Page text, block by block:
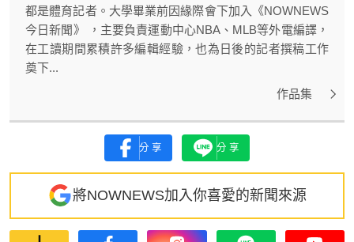
都是體育記者。大學畢業前因緣際會下加入《NOWNEWS
今日新聞》 ，主要負責運動中心NBA、MLB等外電編譯，
在工讀期間累積許多編輯經驗，也為日後的記者撰稿工作
奠下...
作品集
分享 分享
將NOWNEWS加入你喜愛的新聞來源